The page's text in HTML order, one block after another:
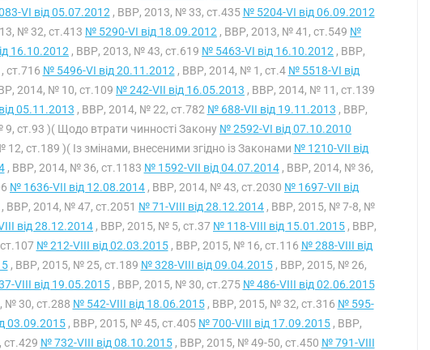
VI від 05.07.2012 , ВВР, 2013, № 33, ст.435 № 5204-VI від 06.09.2012
№ 32, ст.413 № 5290-VI від 18.09.2012 , ВВР, 2013, № 41, ст.549 №
16.10.2012 , ВВР, 2013, № 43, ст.619 № 5463-VI від 16.10.2012 , ВВР,
ст.716 № 5496-VI від 20.11.2012 , ВВР, 2014, № 1, ст.4 № 5518-VI від
2014, № 10, ст.109 № 242-VII від 16.05.2013 , ВВР, 2014, № 11, ст.139
05.11.2013 , ВВР, 2014, № 22, ст.782 № 688-VII від 19.11.2013 , ВВР,
ст.93 )( Щодо втрати чинності Закону № 2592-VI від 07.10.2010
ст.189 )( Із змінами, внесеними згідно із Законами № 1210-VII від
, ВВР, 2014, № 36, ст.1183 № 1592-VII від 04.07.2014, ВВР, 2014, № 36,
№ 1636-VII від 12.08.2014 , ВВР, 2014, № 43, ст.2030 № 1697-VII від
, ВВР, 2014, № 47, ст.2051 № 71-VIII від 28.12.2014 , ВВР, 2015, № 7-8, №
від 28.12.2014 , ВВР, 2015, № 5, ст.37 № 118-VIII від 15.01.2015 , ВВР,
№ 212-VIII від 02.03.2015, ВВР, 2015, № 16, ст.116 № 288-VIII від
, ВВР, 2015, № 25, ст.189 № 328-VIII від 09.04.2015, ВВР, 2015, № 26,
VIII від 19.05.2015, ВВР, 2015, № 30, ст.275 № 486-VIII від 02.06.2015
№ 30, ст.288 № 542-VIII від 18.06.2015, ВВР, 2015, № 32, ст.316 № 595-
03.09.2015 , ВВР, 2015, № 45, ст.405 № 700-VIII від 17.09.2015 , ВВР,
№ 732-VIII від 08.10.2015, ВВР, 2015, № 49-50, ст.450 № 791-VIII